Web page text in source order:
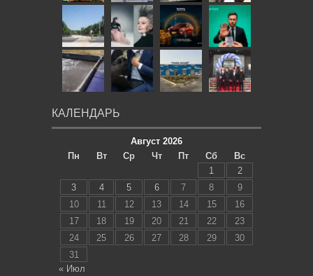
КАЛЕНДАРЬ
Август 2026
Пн
Вт Ср Чт Пт Сб
Вс
1
2
3
4 5 6 7 8
9
10
11 12 13 14 15
16
17
18 19 20 21 22
23
24
25 26 27 28 29
30
31
« Июл